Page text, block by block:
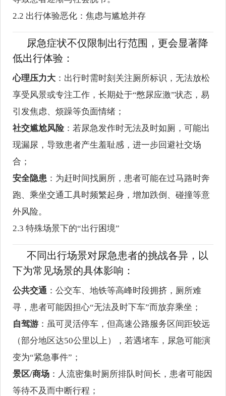
2.2 出行体验恶化：焦虑与尴尬并存
尿急症状不仅限制出行范围，更会显著降
低出行体验：
心理压力大 ：出行时需时刻关注厕所标识，无法放松
享受风景或专注工作，长期处于“憋尿应激”状态，易
引发焦虑、烦躁等负面情绪；
社交尴尬风险：若尿急发作时无法及时如厕，可能出
现漏尿，导致患者产生羞耻感，进一步回避社交场
合；
安全隐患 ：为赶时间找厕所，患者可能在过马路时奔
跑、乘坐交通工具时频繁起身，增加跌倒、碰撞等意
外风险。
2.3 特殊场景下的“出行困境”
不同出行场景对尿急患者的挑战各异，以
下为常见场景的具体影响：
公共交通 ：公交车、地铁等高峰时段拥挤，厕所难
寻，患者可能因担心“无法及时下车”而放弃乘坐；
自驾游 ：虽可灵活停车，但高速公路服务区间距较远
（部分地区达50公里以上），若遇堵车，尿急可能演
变为“紧急事件”；
景区/商场 ：人流密集时厕所排队时间长，患者可能因
等待不及而中断行程；